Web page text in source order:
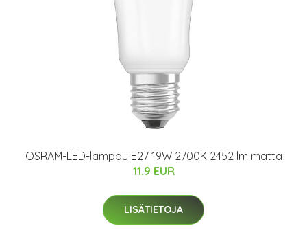
OSRAM-LED-lamppu E27 19W 2700K 2452 lm matta
11.9 EUR
LISÄTIETOJA